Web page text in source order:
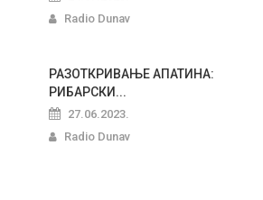
Radio Dunav
РАЗОТКРИВАЊЕ АПАТИНА:
РИБАРСКИ...
27.06.2023.
Radio Dunav